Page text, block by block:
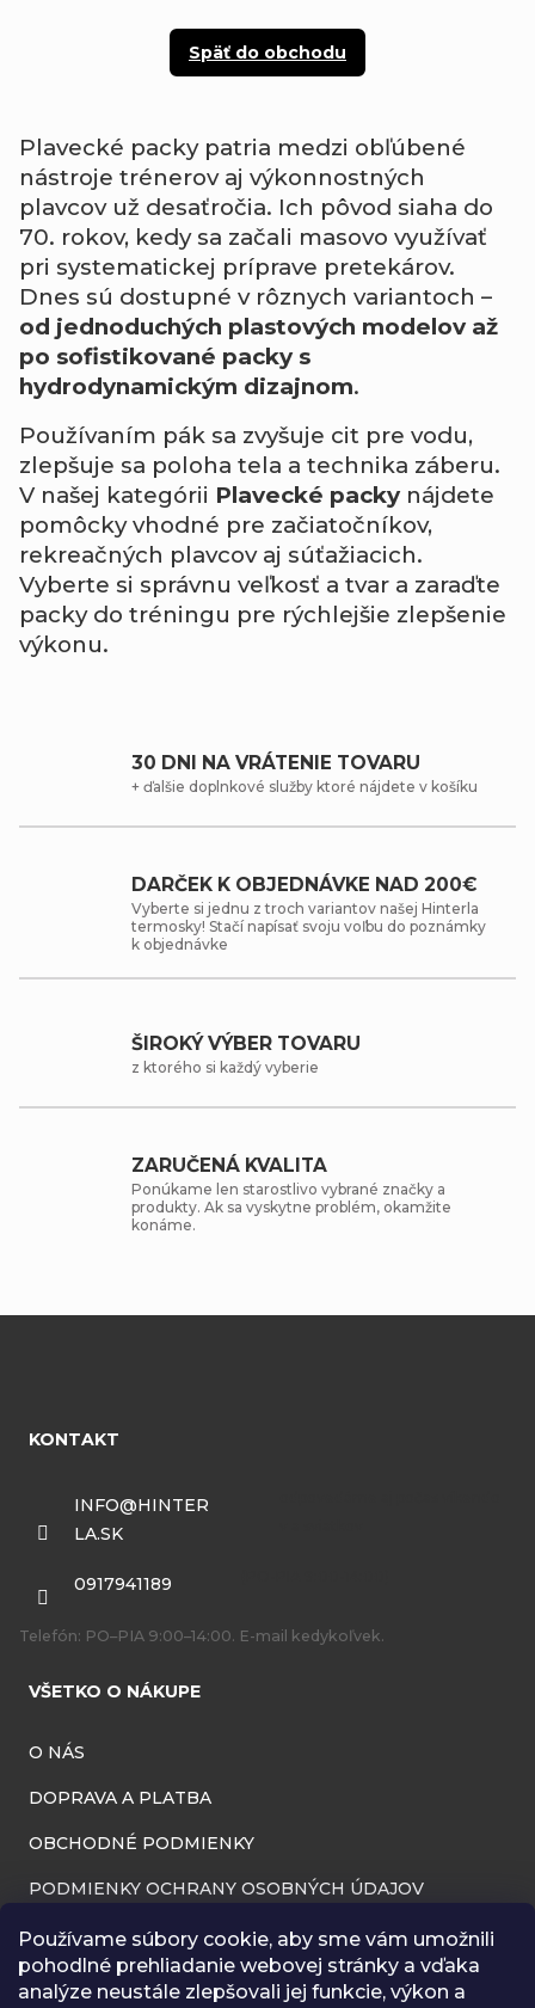
Používame súbory cookie, aby sme vám umožnili
pohodlné prehliadanie webovej stránky a vďaka
analýze neustále zlepšovali jej funkcie, výkon a
Späť do obchodu
Plavecké packy patria medzi obľúbené
nástroje trénerov aj výkonnostných
plavcov už desaťročia. Ich pôvod siaha do
70. rokov, kedy sa začali masovo využívať
pri systematickej príprave pretekárov.
Dnes sú dostupné v rôznych variantoch –
od jednoduchých plastových modelov až
po sofistikované packy s
hydrodynamickým dizajnom.
Používaním pák sa zvyšuje cit pre vodu,
zlepšuje sa poloha tela a technika záberu.
V našej kategórii Plavecké packynájdete
pomôcky vhodné pre začiatočníkov,
rekreačných plavcov aj súťažiacich.
Vyberte si správnu veľkosť a tvar a zaraďte
packy do tréningu pre rýchlejšie zlepšenie
výkonu.
30 DNI NA VRÁTENIE TOVARU
+ ďalšie doplnkové služby ktoré nájdete v košíku
DARČEK K OBJEDNÁVKE NAD 200€
Vyberte si jednu z troch variantov našej Hinterla
termosky! Stačí napísať svoju voľbu do poznámky
k objednávke
ŠIROKÝ VÝBER TOVARU
z ktorého si každý vyberie
ZARUČENÁ KVALITA
Ponúkame len starostlivo vybrané značky a
produkty. Ak sa vyskytne problém, okamžite
konáme.
KONTAKT
INFO@HINTER
LA.SK
0917941189
Telefón: PO–PIA 9:00–14:00. E-mail kedykoľvek.
VŠETKO O NÁKUPE
O NÁS
DOPRAVA A PLATBA
OBCHODNÉ PODMIENKY
PODMIENKY OCHRANY OSOBNÝCH ÚDAJOV
INFORMÁCIE O PREVÁDZKOVATEĽOVI
REKLAMAČNÝ PORIADOK